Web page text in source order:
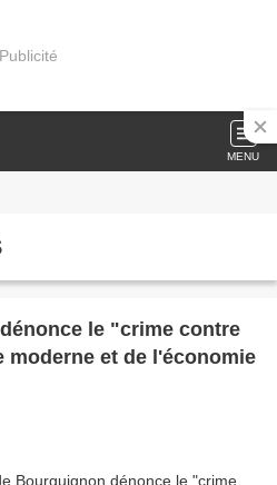
Publicité
MENU
le "crime contre
moderne et de l'économie